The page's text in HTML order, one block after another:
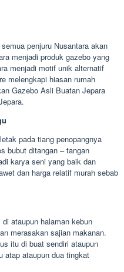
penjuru Nusantara akan
menjadi produk gazebo yang
menjadi motif unik alternatif
melengkapi hiasan rumah
Gazebo Asli Buatan Jepara
pada tiang penopangnya
bubut ditangan – tangan
karya seni yang baik dan
dan harga relatif murah sebab
ataupun halaman kebun
merasakan sajian makanan.
itu di buat sendiri ataupun
atap ataupun dua tingkat